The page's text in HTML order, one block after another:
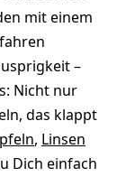
mit einem
–
Nicht nur
das klappt
, Linsen
Dich einfach